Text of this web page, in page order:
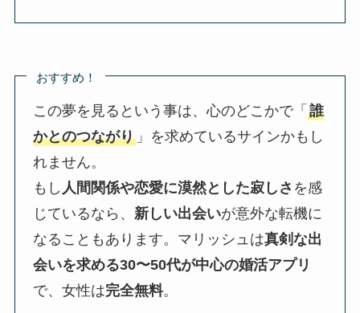
おすすめ！
この夢を見るという事は、心のどこかで「誰
かとのつながり 」を求めているサインかもし
れません。
もし 人間関係や恋愛に漠然とした寂しさ を感
じているなら、新しい出会いが意外な転機に
なることもあります。マリッシュは真剣な出
会いを求める30〜50代が中心の婚活アプリ
で、女性は完全無料。